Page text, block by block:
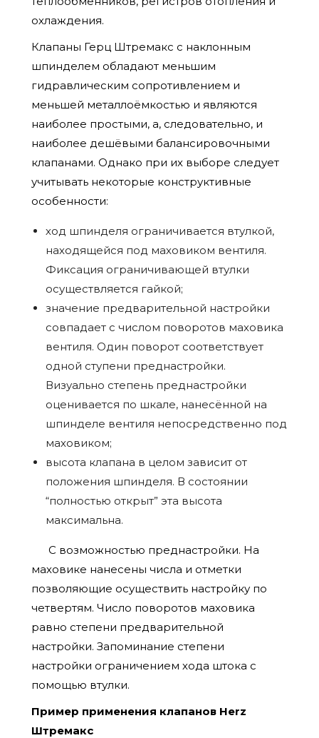
охлаждения.
Клапаны Герц Штремакс с наклонным
шпинделем обладают меньшим
гидравлическим сопротивлением и
меньшей металлоёмкостью и являются
наиболее простыми, а, следовательно, и
наиболее дешёвыми балансировочными
клапанами. Однако при их выборе следует
учитывать некоторые конструктивные
особенности:
ход шпинделя ограничивается втулкой,
находящейся под маховиком вентиля.
Фиксация ограничивающей втулки
осуществляется гайкой;
значение предварительной настройки
совпадает с числом поворотов маховика
вентиля. Один поворот соответствует
одной ступени преднастройки.
Визуально степень преднастройки
оценивается по шкале, нанесённой на
шпинделе вентиля непосредственно под
маховиком;
высота клапана в целом зависит от
положения шпинделя. В состоянии
“полностью открыт” эта высота
максимальна.
С возможностью преднастройки. На
маховике нанесены числа и отметки
позволяющие осуществить настройку по
четвертям. Число поворотов маховика
равно степени предварительной
настройки. Запоминание степени
настройки ограничением хода штока с
помощью втулки.
Пример применения клапанов Herz
Штремакс